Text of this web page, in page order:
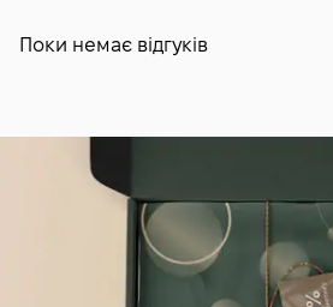
Поки немає відгуків